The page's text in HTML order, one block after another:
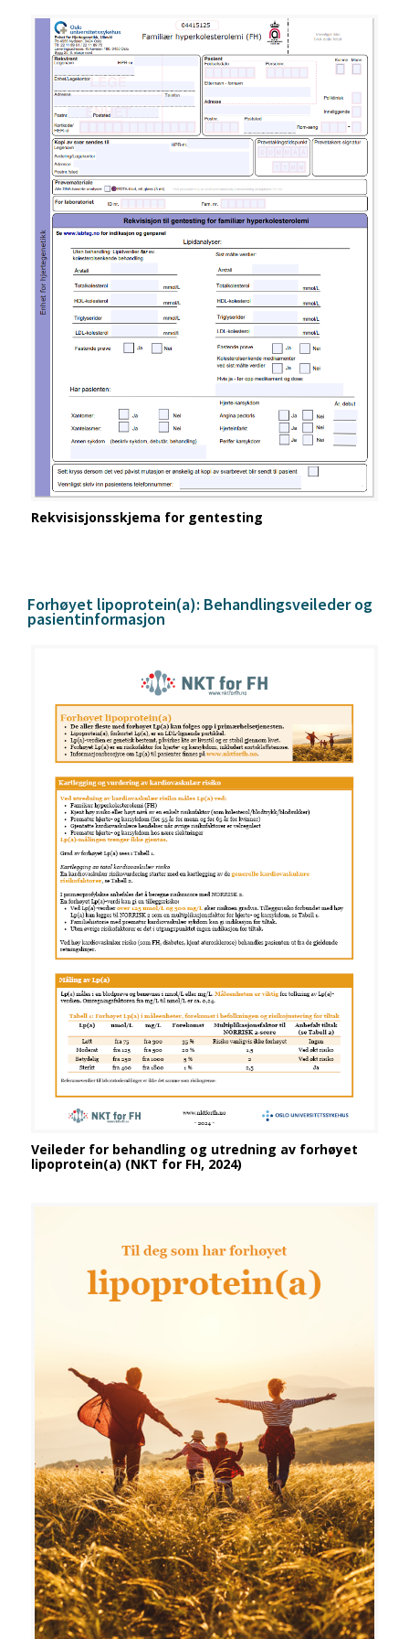
Rekvisisjonsskjema for gentesting
Forhøyet lipoprotein(a): Behandlingsveileder og
pasientinformasjon
Veileder for behandling og utredning av forhøyet
lipoprotein(a) (NKT for FH, 2024)